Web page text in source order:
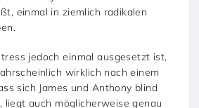
einmal in ziemlich radikalen
jedoch einmal ausgesetzt ist,
wirklich nach einem
sich James und Anthony blind
liegt auch möglicherweise genau